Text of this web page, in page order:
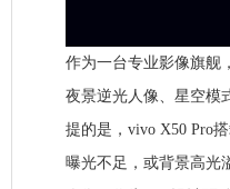
作为一台专业影像旗舰
夜景逆光人像、星空模
提的是，vivo X50 Pro
曝光不足，或背景高光